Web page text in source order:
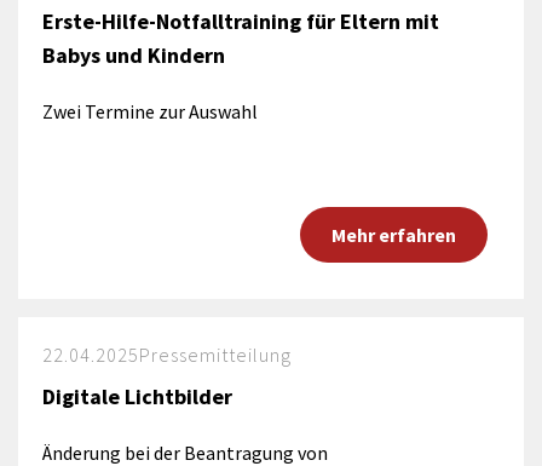
Erste-Hilfe-Notfalltraining für Eltern mit
Babys und Kindern
Zwei Termine zur Auswahl
Mehr erfahren
22.04.2025Pressemitteilung
Digitale Lichtbilder
Änderung bei der Beantragung von